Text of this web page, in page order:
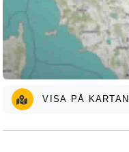
VISA PÅ KARTAN